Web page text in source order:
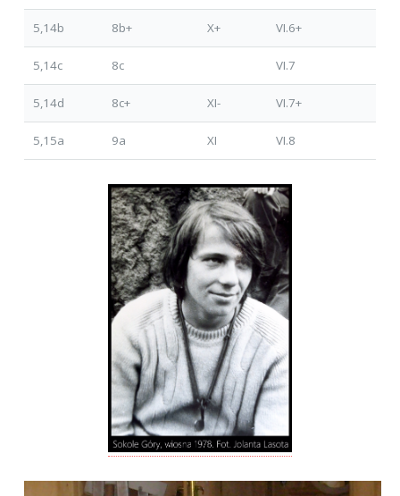
5,14b 8b+ X+ VI.6+
5,14c 8c VI.7
5,14d 8c+ XI- VI.7+
5,15a 9a XI VI.8